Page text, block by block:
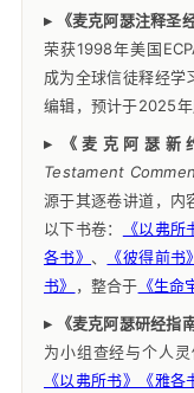
▸ 《麦克阿瑟注释圣经
荣获1998年美国
成为全球信徒释经学
编辑，预计于2025年
▸ 《麦克阿瑟新
Testament
源于其逐卷讲道，内
以下书卷：
《以弗所
各书》 、 《彼得前书》
书》
，整合于 《生命
▸ 《麦克阿瑟研经指
为小组查经与个人
《以弗所书》《雅